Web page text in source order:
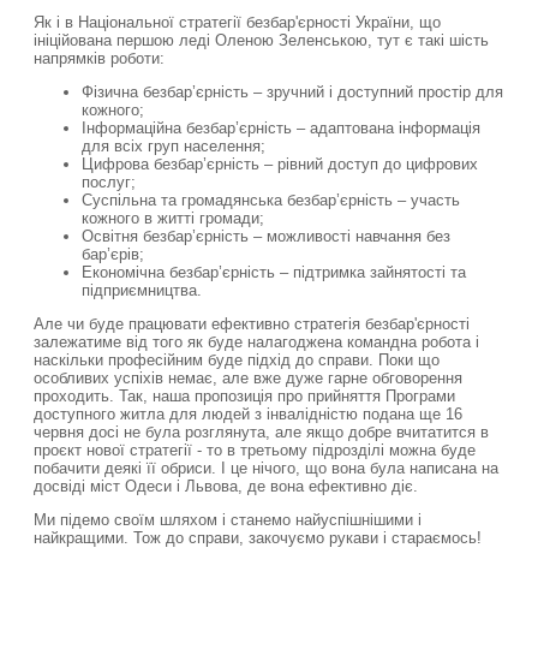
Як і в Національної стратегії безбар'єрності України, що
ініційована першою леді Оленою Зеленською, тут є такі шість
напрямків роботи:
Фізична безбар’єрність – зручний і доступний простір для
кожного;
Інформаційна безбар’єрність – адаптована інформація
для всіх груп населення;
Цифрова безбар’єрність – рівний доступ до цифрових
послуг;
Суспільна та громадянська безбар’єрність – участь
кожного в житті громади;
Освітня безбар’єрність – можливості навчання без
бар’єрів;
Економічна безбар’єрність – підтримка зайнятості та
підприємництва.
Але чи буде працювати ефективно стратегія безбар'єрності
залежатиме від того як буде налагоджена командна робота і
наскільки професійним буде підхід до справи. Поки що
особливих успіхів немає, але вже дуже гарне обговорення
проходить. Так, наша пропозиція про прийняття Програми
доступного житла для людей з інвалідністю подана ще 16
червня досі не була розглянута, але якщо добре вчитатится в
проєкт нової стратегії - то в третьому підрозділі можна буде
побачити деякі її обриси. І це нічого, що вона була написана на
досвіді міст Одеси і Львова, де вона ефективно діє.
Ми підемо своїм шляхом і станемо найуспішнішими і
найкращими. Тож до справи, закочуємо рукави і стараємось!